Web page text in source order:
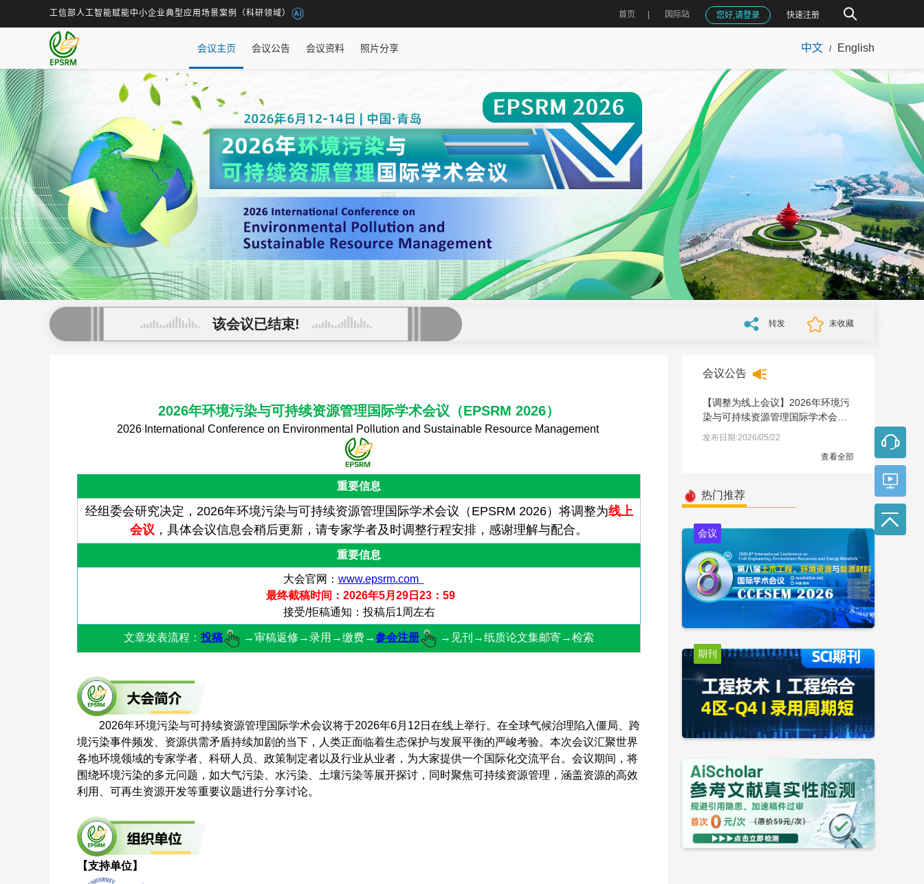
工信部人工智能赋能中小企业典型应用场景案例（科研领域） 首页 国际站 您好,请登录 快速注册
会议主页 会议公告 会议资料 照片分享 中文 / English
该会议已结束! 转发 未收藏
2026年环境污染与可持续资源管理国际学术会议 （EPSRM 2026）
2026 International Conference on Environmental Pollution and Sustainable Resource Management
重要信息
经组委会研究决定，2026年环境污染与可持续资源管理国际学术会议（EPSRM 2026）将调整为线上
会议 ，具体会议信息会稍后更新，请专家学者及时调整行程安排，感谢理解与配合。
重要信息
大会官网： www.epsrm.com
最终截稿时间：2026年5月29日23：59
接受/拒稿通知：投稿后1周左右
文章发表流程： 投稿 →审稿返修→录用→缴费→参会注册 →见刊→纸质论文集邮寄→检索
2026年环境污染与可持续资源管理国际学术会议将于2026年6月12日在线上举行。在全球气候治理陷入僵局、跨
境污染事件频发、资源供需矛盾持续加剧的当下，人类正面临着生态保护与发展平衡的严峻考验。本次会议汇聚世界
各地环境领域的专家学者、科研人员、政策制定者以及行业从业者，为大家提供一个国际化交流平台。会议期间，将
围绕环境污染的多元问题，如大气污染、水污染、土壤污染等展开探讨，同时聚焦可持续资源管理，涵盖资源的高效
利用、可再生资源开发等重要议题进行分享讨论。
【支持单位】
会议公告
【调整为线上会议】2026年环境污
染与可持续资源管理国际学术会议
（EPSRM 2026）
发布日期:2026/05/22
查看全部
热门推荐
会议
期刊